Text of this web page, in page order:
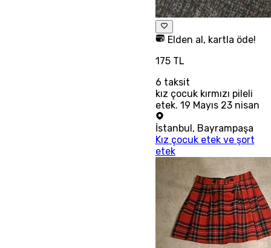
Elden al, kartla öde!
175 TL
6 taksit
kız çocuk kırmızı pileli
etek. 19 Mayıs 23 nisan
İstanbul, Bayrampaşa
Kız çocuk etek ve şort
etek